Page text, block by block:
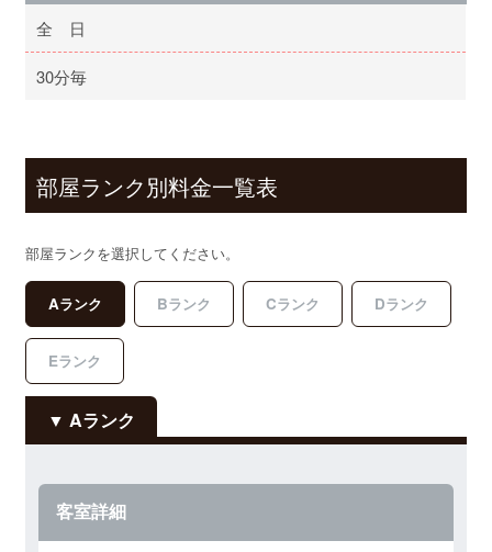
全 日
30分毎
部屋ランク別料金一覧表
部屋ランクを選択してください。
Aランク Bランク Cランク Dランク
Eランク
Aランク
客室詳細